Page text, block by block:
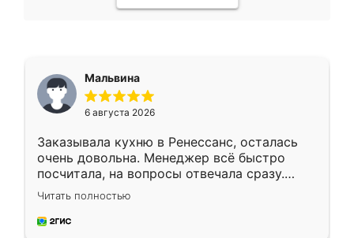
Мальвина
6 августа 2026
Заказывала кухню в Ренессанс, осталась
очень довольна. Менеджер всё быстро
посчитала, на вопросы отвечала сразу.
Замерщик приехал в субботу, подошёл к
делу со всей ответственностью. Собрали
за день, ребята работали аккуратно, даже
Читать полностью